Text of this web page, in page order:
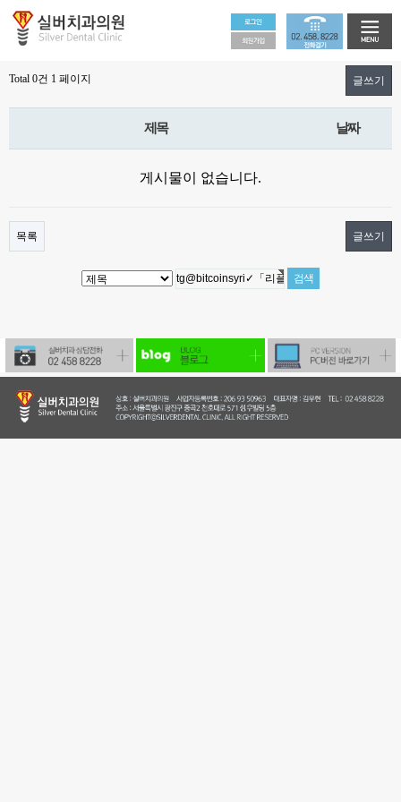
Total 0건 1 페이지 글쓰기
제목 날짜
게시물이 없습니다.
목록 글쓰기